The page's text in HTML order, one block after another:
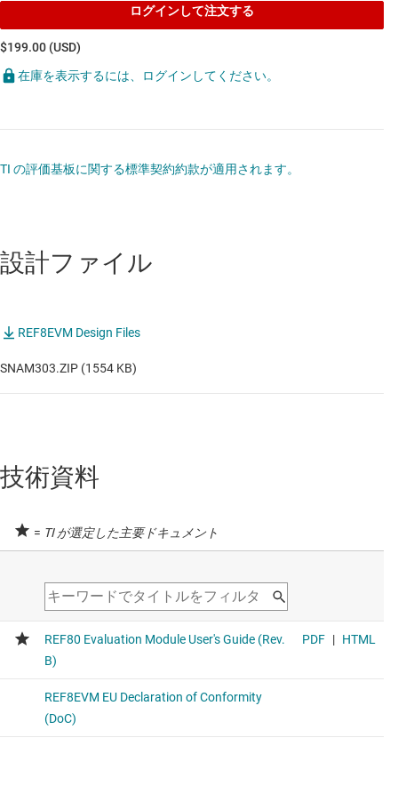
ログインして注文する
$199.00 (USD)
在庫を表示するには、ログインしてください。
TI の評価基板に関する標準契約約款が適用されます。
設計ファイル
REF8EVM Design Files
SNAM303.ZIP (1554 KB)
技術資料
= TI が選定した主要ドキュメント